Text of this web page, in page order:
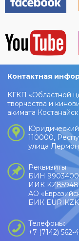
Контактная
КГКП «Областной
творчества и
акимата
110000,
улица
Реквизиты:
БИН
ИИК
АО
БИК
Телефоны:
+7 (7142) 562-